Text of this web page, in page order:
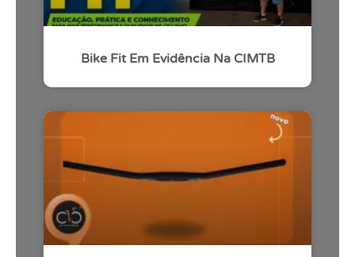
Bike Fit Em Evidência Na CIMTB